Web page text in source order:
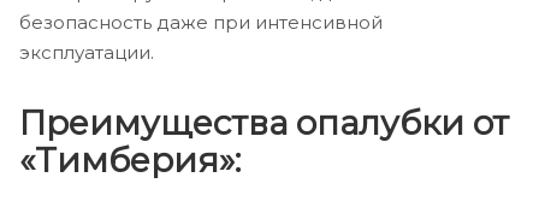
безопасность даже при интенсивной
эксплуатации.
Преимущества опалубки от
«Тимберия»: